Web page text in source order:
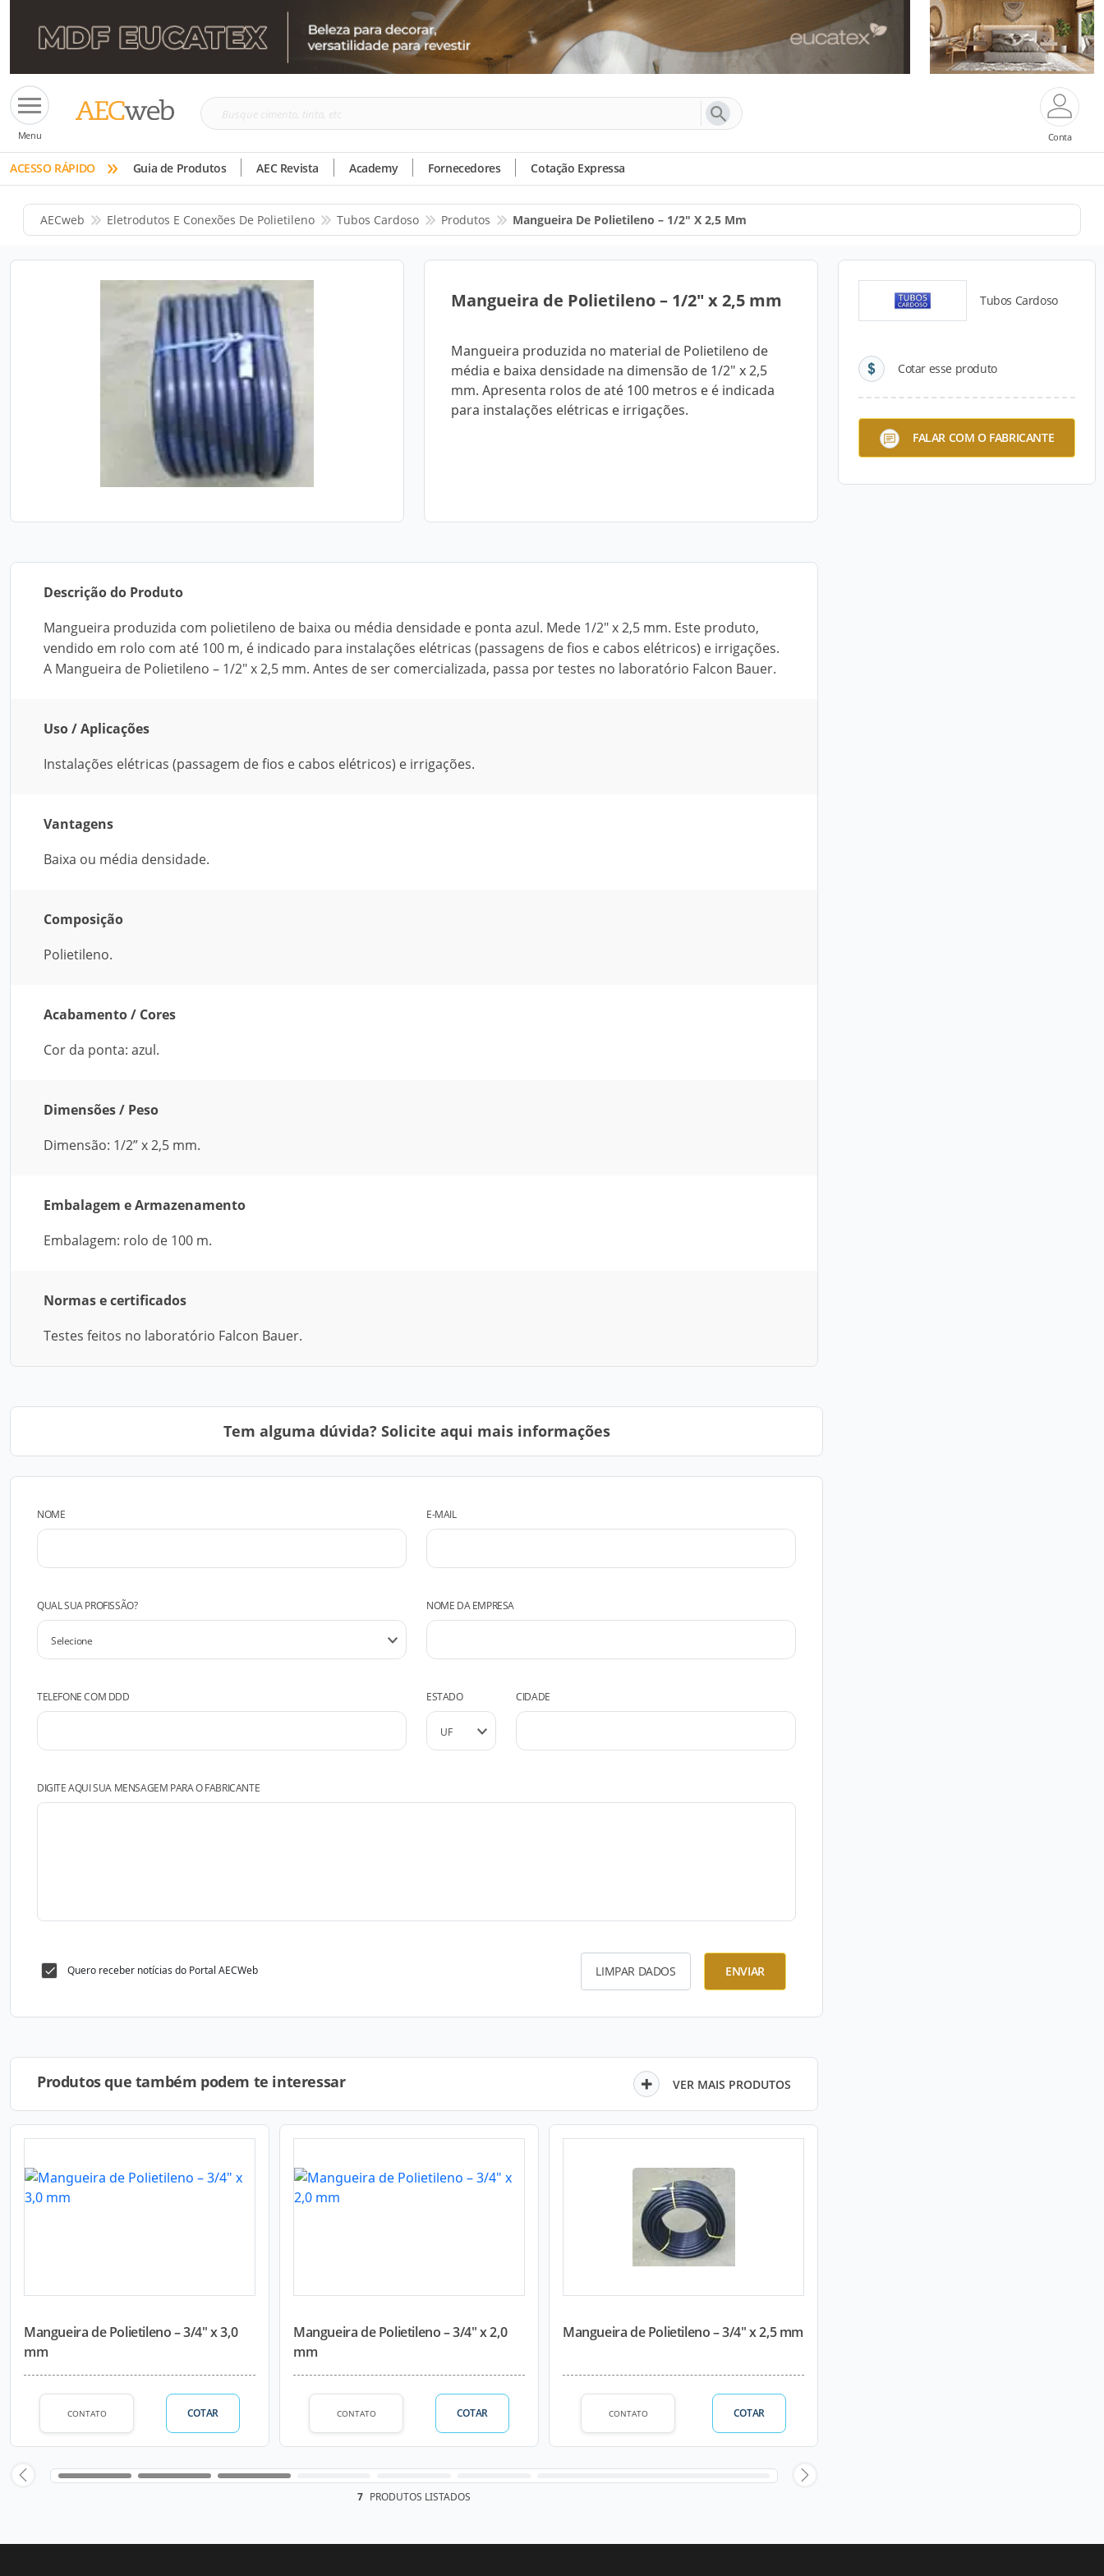
Menu
Busque
tinta,
etc
Conta
ACESSO RÁPIDO » Guia de Produtos AEC Revista Academy Fornecedores Cotação Expressa
AECweb Eletrodutos E Conexões De Polietileno Tubos Cardoso Produtos Mangueira De Polietileno – 1/2" X 2,5 Mm
Mangueira de Polietileno – 1/2" x 2,5 mm
Mangueira produzida no material de Polietileno de
média e baixa densidade na dimensão de 1/2" x 2,5
mm. Apresenta rolos de até 100 metros e é indicada
para instalações elétricas e irrigações.
Tubos Cardoso
Cotar esse produto
FALAR COM O FABRICANTE
Descrição do Produto
Mangueira produzida com polietileno de baixa ou média densidade e ponta azul. Mede 1/2" x 2,5 mm. Este produto,
vendido em rolo com até 100 m, é indicado para instalações elétricas (passagens de fios e cabos elétricos) e irrigações.
A Mangueira de Polietileno – 1/2" x 2,5 mm. Antes de ser comercializada, passa por testes no laboratório Falcon Bauer.
Uso / Aplicações
Instalações elétricas (passagem de fios e cabos elétricos) e irrigações.
Vantagens
Baixa ou média densidade.
Composição
Polietileno.
Acabamento / Cores
Cor da ponta: azul.
Dimensões / Peso
Dimensão: 1/2” x 2,5 mm.
Embalagem e Armazenamento
Embalagem: rolo de 100 m.
Normas e certificados
Testes feitos no laboratório Falcon Bauer.
Tem alguma dúvida? Solicite aqui mais informações
NOME E-MAIL
QUAL SUA PROFISSÃO? NOME DA EMPRESA
TELEFONE COM DDD ESTADO CIDADE
DIGITE AQUI SUA MENSAGEM PARA O FABRICANTE
Quero receber notícias do Portal AECWeb LIMPAR DADOS ENVIAR
Produtos que também podem te interessar VER MAIS PRODUTOS
Mangueira de Polietileno – 3/4" x 3,0
mm
CONTATO COTAR
Mangueira de Polietileno – 3/4" x 2,0
mm
CONTATO COTAR
Mangueira de Polietileno – 3/4" x 2,5 mm
CONTATO COTAR
7 PRODUTOS LISTADOS